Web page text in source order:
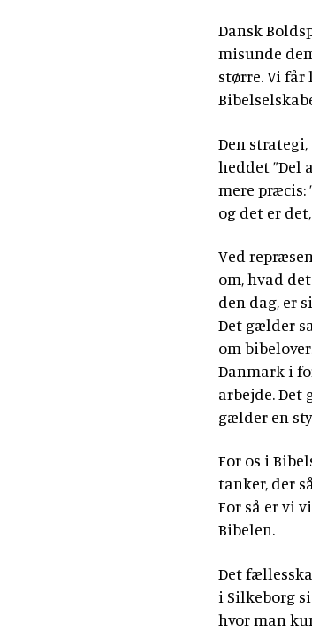
Dansk
misunde
større. Vi får
Den
heddet ”Del
mere præcis:
og det er
Ved
om, hvad
den dag, er
Det gælder
om
Danmark i
arbejde.
gælder en
For os i
tanker, der
For så er vi
Bibelen.
Det
i Silkeborg
hvor man